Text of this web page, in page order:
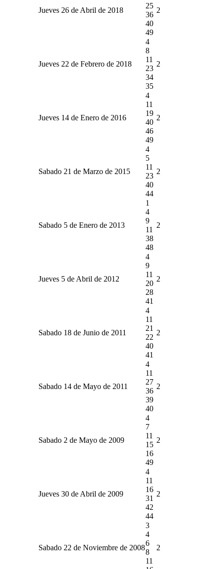
Jueves 26 de Abril de 2018
25
36
40
49
2
Jueves 22 de Febrero de 2018
4
8
11
23
34
35
2
Jueves 14 de Enero de 2016
4
11
19
40
46
49
2
Sabado 21 de Marzo de 2015
4
5
11
23
40
44
2
Sabado 5 de Enero de 2013
1
4
9
11
38
48
2
Jueves 5 de Abril de 2012
4
9
11
20
28
41
2
Sabado 18 de Junio de 2011
4
11
21
22
40
41
2
Sabado 14 de Mayo de 2011
4
11
27
36
39
40
2
Sabado 2 de Mayo de 2009
4
7
11
15
16
49
2
Jueves 30 de Abril de 2009
4
11
16
31
42
44
2
Sabado 22 de Noviembre de 2008
3
4
6
8
11
2